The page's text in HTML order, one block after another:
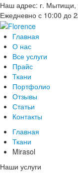
Наш адрес: г. Мытищи,
Ежедневно с 10:00 до
Главная
О нас
Все услуги
Прайс
Ткани
Портфолио
Отзывы
Статьи
Контакты
Главная
Ткани
Mirasol
Наши услуги